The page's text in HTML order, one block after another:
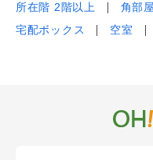
所在階 2階以上
角部屋
宅配ボックス
空室